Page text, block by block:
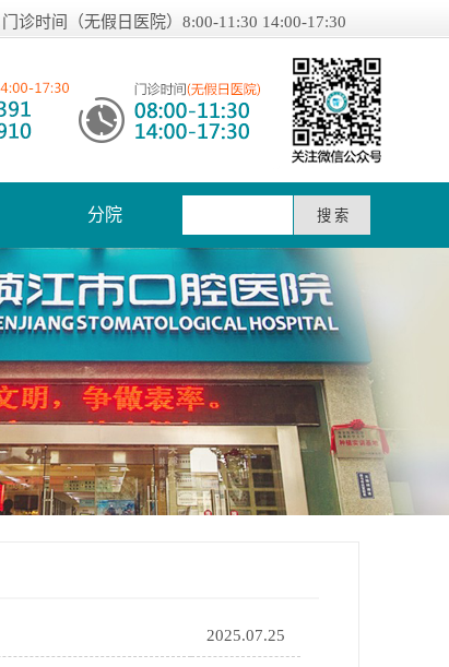
门诊时间（无假日医院）8:00-11:30 14:00-17:30
分院
2025.07.25